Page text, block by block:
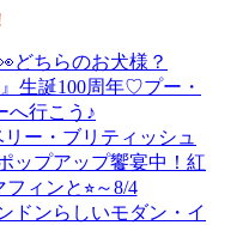
どちらのお犬様？
生誕100周年♡プー・
へ行こう♪
ー・ブリティッシュ
ップアップ饗宴中！紅
ィンと⭐︎～8/4
ドンらしいモダン・イ